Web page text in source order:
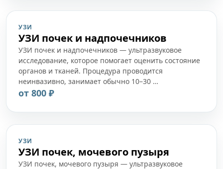
УЗИ
УЗИ почек и надпочечников
УЗИ почек и надпочечников — ультразвуковое
исследование, которое помогает оценить состояние
органов и тканей. Процедура проводится
неинвазивно, занимает обычно 10–30 …
от 800 ₽
УЗИ
УЗИ почек, мочевого пузыря
УЗИ почек, мочевого пузыря — ультразвуковое